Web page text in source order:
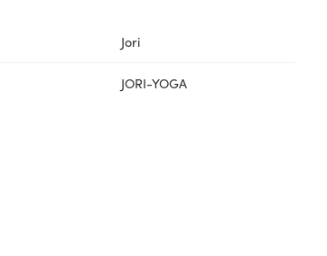
Jori
JORI-YOGA